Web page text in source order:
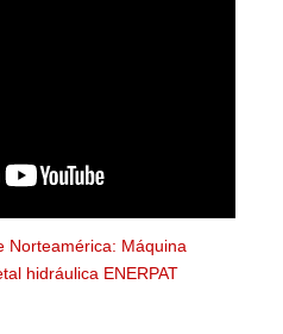
Norteamérica: Máquina
hidráulica ENERPAT